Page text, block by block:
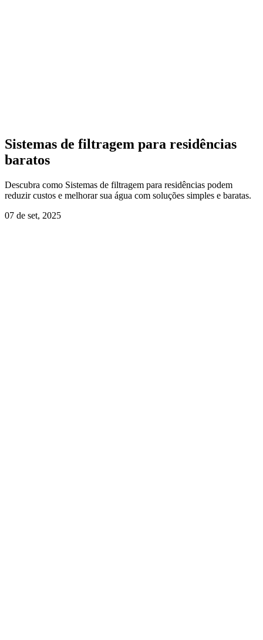
Sistemas de filtragem para residências
baratos
Descubra como Sistemas de filtragem para residências podem
reduzir custos e melhorar sua água com soluções simples e baratas.
07 de set, 2025